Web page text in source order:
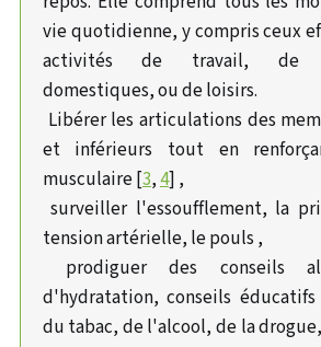
vie quotidienne, y compris ceux
activités de travail, de
domestiques, ou de loisirs.
 Libérer les articulations des
et inférieurs tout en
musculaire [3,4] ,
 surveiller l'essoufflement, la
tension artérielle, le pouls ,
 prodiguer des conseils
d'hydratation, conseils
du tabac, de l'alcool, de la